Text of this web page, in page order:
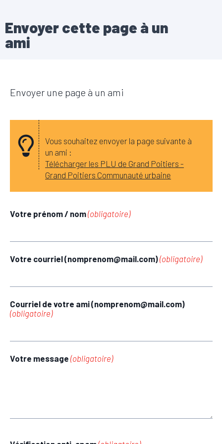
Envoyer cette page à un
ami
Envoyer une page à un ami
Vous souhaitez envoyer la page suivante à
un ami :
Télécharger les PLU de Grand Poitiers -
Grand Poitiers Communauté urbaine
Votre prénom / nom(obligatoire)
Votre courriel (nomprenom@mail.com)(obligatoire)
Courriel de votre ami (nomprenom@mail.com)
(obligatoire)
Votre message (obligatoire)